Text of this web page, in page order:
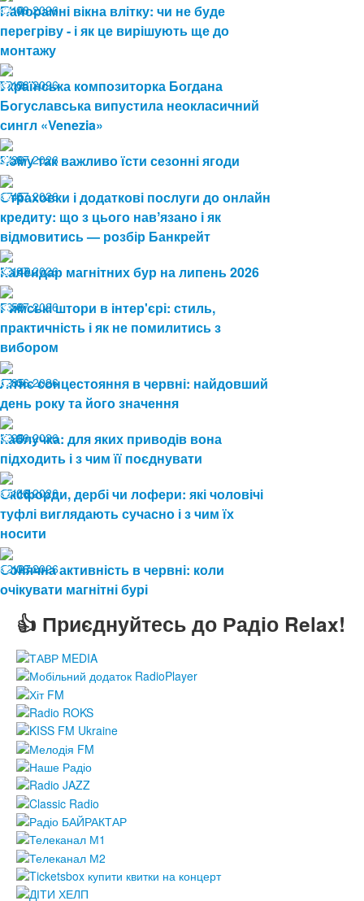
04.08.2026
13
Панорамні вікна влітку: чи не буде
перегріву - і як це вирішують ще до
монтажу
03.08.2026
19
Українська композиторка Богдана
Богуславська випустила неокласичний
сингл «Venezia»
24.07.2026
29
Чому так важливо їсти сезонні ягоди
17.07.2026
45
Страховки і додаткові послуги до онлайн
кредиту: що з цього навʼязано і як
відмовитись — розбір Банкрейт
13.07.2026
149
Календар магнітних бур на липень 2026
08.07.2026
58
Римські штори в інтер'єрі: стиль,
практичність і як не помилитись з
вибором
19.06.2026
85
Літнє сонцестояння в червні: найдовший
день року та його значення
19.06.2026
90
Каблучка: для яких приводів вона
підходить і з чим її поєднувати
15.06.2026
116
Оксфорди, дербі чи лофери: які чоловічі
туфлі виглядають сучасно і з чим їх
носити
12.06.2026
127
Сонячна активність в червні: коли
очікувати магнітні бурі
👍 Приєднуйтесь до Радіо Relax!